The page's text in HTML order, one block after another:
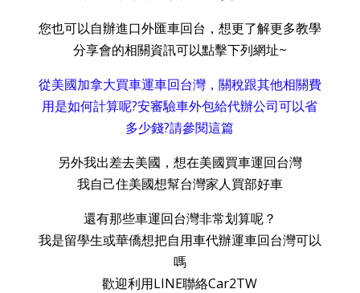
您也可以自辦進口外匯車回台，想更了解更多教學
分享會的相關資訊可以點擊下列網址~
從美國加拿大買車運車回台灣，關稅跟其他相關費
用是如何計算呢?安審驗車外包給代辦公司可以省
多少錢?請參閱這篇
另外我出差去美國，想在美國買車運回台灣
我自己住美國想幫台灣家人買部好車
還有那些車運回台灣非常划算呢？
我是留學生或華僑想把自用車代辦運車回台灣可以
嗎
歡迎利用LINE聯絡Car2TW